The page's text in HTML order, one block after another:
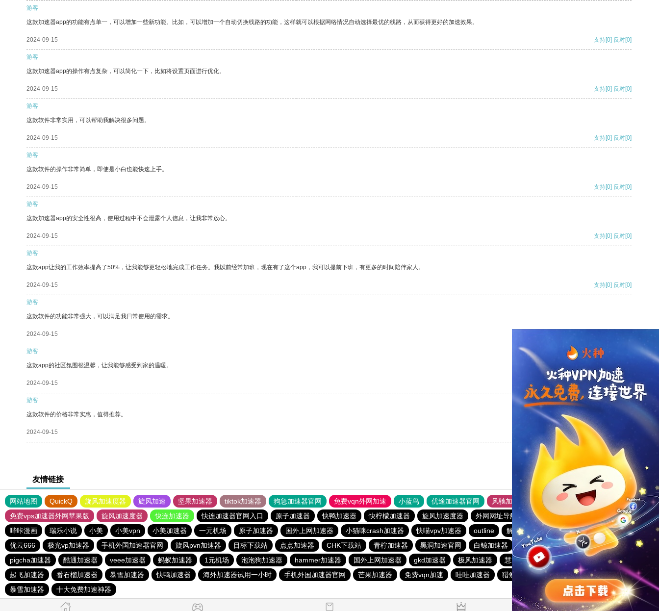
游客
这款加速器app的功能有点单一，可以增加一些新功能。比如，可以增加一个自动切换线路的功能，这样就可以根据网络情况自动选择最优的线路，从而获得更好的加速效果。
2024-09-15 支持[0] 反对[0]
游客
这款加速器app的操作有点复杂，可以简化一下，比如将设置页面进行优化。
2024-09-15 支持[0] 反对[0]
游客
这款软件非常实用，可以帮助我解决很多问题。
2024-09-15 支持[0] 反对[0]
游客
这款软件的操作非常简单，即使是小白也能快速上手。
2024-09-15 支持[0] 反对[0]
游客
这款加速器app的安全性很高，使用过程中不会泄露个人信息，让我非常放心。
2024-09-15 支持[0] 反对[0]
游客
这款app让我的工作效率提高了50%，让我能够更轻松地完成工作任务。我以前经常加班，现在有了这个app，我可以提前下班，有更多的时间陪伴家人。
2024-09-15 支持[0] 反对[0]
游客
这款软件的功能非常强大，可以满足我日常使用的需求。
2024-09-15
游客
这款app的社区氛围很温馨，让我能够感受到家的温暖。
2024-09-15 支持 [0] 反对 [0]
游客
这款软件的价格非常实惠，值得推荐。
2024-09-15 支持
友情链接
网站地图 QuickQ 旋风加速度器 旋风加速 坚果加速器 tiktok加速器 狗急加速器官网 免费vqn外网加速 小蓝鸟 优途加速器官网 风驰加速器
旋风加速器
免费vps加速器外网苹果版
旋风加速度器 快连加速器 快连加速器官网入口 原子加速器 快鸭加速器 快柠檬加速器 旋风加速度器 外网网址导航 软件中心 雷霆加速
狂飙加速器
哔咔漫画
瑞乐小说 小美 小美vpn 小美加速器 一元机场 原子加速器 国外上网加速器 小猫咪crash加速器 快喵vpv加速器 outline 解锁机 慧通下载站
红海pro加速器
优云666
极光vp加速器 手机外国加速器官网 旋风pvn加速器 目标下载站 点点加速器 CHK下载站 青柠加速器 黑洞加速官网 白鲸加速器 原子加速器
快橙加速器
pigcha加速器
酷通加速器 veee加速器 蚂蚁加速器 1元机场 泡泡狗加速器 hammer加速器 国外上网加速器 gkd加速器 极风加速器 慧通下载站 极风加速器
暴雪加速器
起飞加速器
番石榴加速器 暴雪加速器 快鸭加速器 海外加速器试用一小时 手机外国加速器官网 芒果加速器 免费vqn加速 哇哇加速器 猎豹加速器 gkd加速器
荔枝加速器
暴雪加速器
十大免费加速神器